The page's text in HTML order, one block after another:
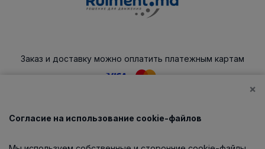
Заказ и доставку можно оплатить платежным картам
Каталог
×
Согласие на использование cookie-файлов